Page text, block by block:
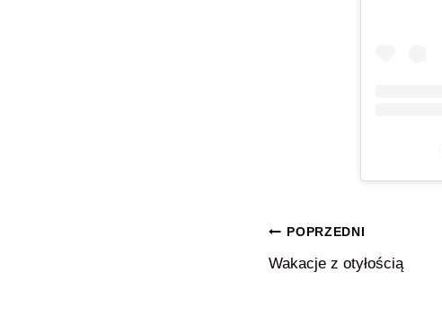
Nawigacja
wpisu
POPRZEDNI
Wakacje z otyłością